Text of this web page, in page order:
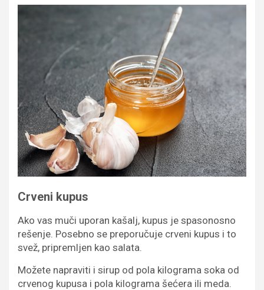
Crveni kupus
Ako vas muči uporan kašalj, kupus je spasonosno
rešenje. Posebno se preporučuje crveni kupus i to
svež, pripremljen kao salata.
Možete napraviti i sirup od pola kilograma soka od
crvenog kupusa i pola kilograma šećera ili meda.